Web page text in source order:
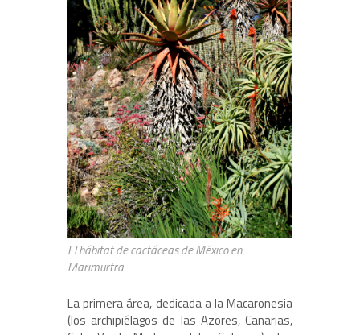
El hábitat de cactáceas de México en
Marimurtra
La primera área, dedicada a la Macaronesia
(los archipiélagos de las Azores, Canarias,